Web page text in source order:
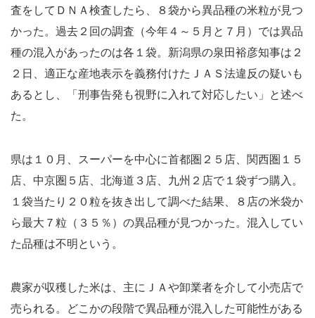
査をしてＤＮＡ検査したら、８袋から異品種の米粒が見つ
かった。過去２回の調査（今年４～５月と７月）では異品
種の混入があったのは各１袋。新潟県の泉田裕彦知事は２
２日、適正な産地表示を義務付けたＪＡＳ法違反の疑いも
あるとし、「刑事告発も視野に入れて対応したい」と述べ
た。
県は１０月、スーパーを中心に首都圏２５店、関西圏１５
店、中京圏５店、北海道３店、九州２店で１袋ずつ購入。
１袋当たり２０粒を抜き出して調べた結果、８店の米袋か
ら最大７粒（３５％）の異品種が見つかった。混入してい
た品種は不明という。
農家が収穫した米は、主にＪＡや卸業者を介して小売店で
売られる。どこかの段階で異品種が混入した可能性がある